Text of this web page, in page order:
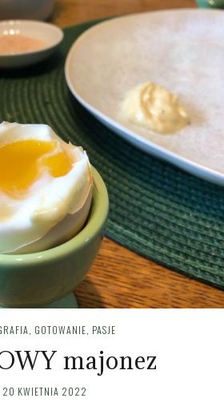
, GOTOWANIE, PASJE
majonez
20 KWIETNIA 2022